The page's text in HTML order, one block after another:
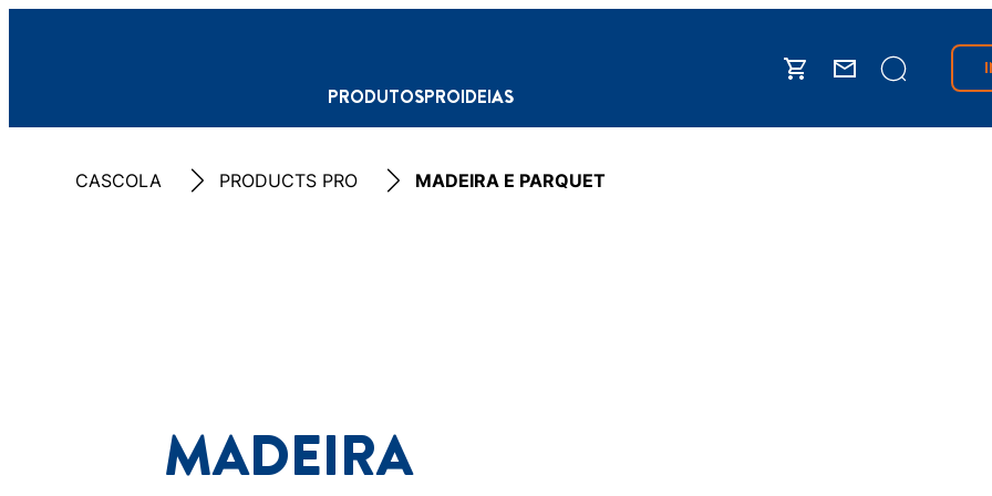
PRODUTOSPROIDEIAS
CASCOLA PRODUCTS PRO MADEIRA E PARQUET
MADEIRA